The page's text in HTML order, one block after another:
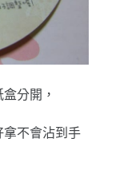
分開，
拿不會沾到手